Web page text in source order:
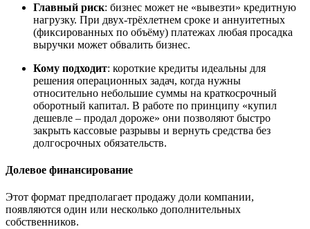
Главный риск: бизнес может не «вывезти» кредитную
нагрузку. При двух-трёхлетнем сроке и аннуитетных
(фиксированных по объёму) платежах любая просадка
выручки может обвалить бизнес.
Кому подходит: короткие кредиты идеальны для
решения операционных задач, когда нужны
относительно небольшие суммы на краткосрочный
оборотный капитал. В работе по принципу «купил
дешевле – продал дороже» они позволяют быстро
закрыть кассовые разрывы и вернуть средства без
долгосрочных обязательств.
Долевое финансирование
Этот формат предполагает продажу доли компании,
появляются один или несколько дополнительных
собственников.